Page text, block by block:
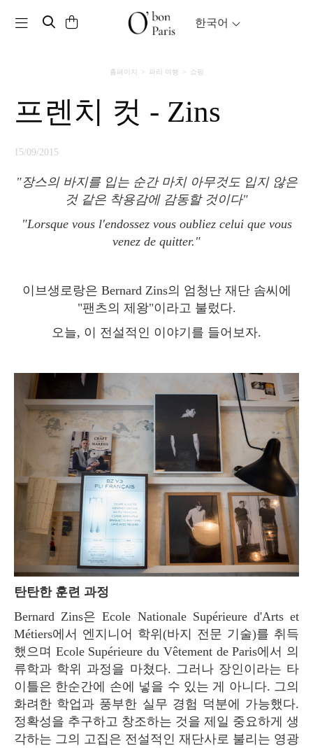
Toggle navigation 한국어
홈페이지 파리 여행 쇼핑
프렌치 컷 - Zins
15/09/2015
"장스의 바지를 입는 순간 마치 아무것도 입지 않은
것 같은 착용감에 감동할 것이다"
"Lorsque vous l'endossez vous oubliez celui que vous
venez de quitter."
이브생로랑은 Bernard Zins의 엄청난 재단 솜씨에
"팬츠의 제왕"이라고 불렀다.
오늘, 이 전설적인 이야기를 들어보자.
탄탄한 훈련 과정
Bernard Zins은 Ecole Nationale Supérieure d'Arts et
Métiers에서 엔지니어 학위(바지 전문 기술)를 취득
했으며 Ecole Supérieure du Vêtement de Paris에서 의
류학과 학위 과정을 마쳤다. 그러나 장인이라는 타
이틀은 한순간에 손에 넣을 수 있는 게 아니다. 그의
화려한 학업과 풍부한 실무 경험 덕분에 가능했다.
정확성을 추구하고 창조하는 것을 제일 중요하게 생
각하는 그의 고집은 전설적인 재단사로 불리는 영광